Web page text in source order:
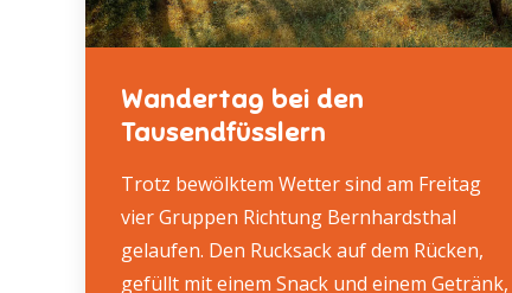
Wandertag bei den
Tausendfüsslern
Trotz bewölktem Wetter sind am Freitag
vier Gruppen Richtung Bernhardsthal
gelaufen. Den Rucksack auf dem Rücken,
gefüllt mit einem Snack und einem Getränk,